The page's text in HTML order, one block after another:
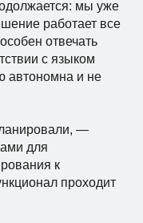
мы уже
работает все
отвечать
с языком
автономна и не
—
для
к
проходит